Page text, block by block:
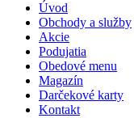
Úvod
Obchody a služby
Akcie
Podujatia
Obedové menu
Magazín
Darčekové karty
Kontakt